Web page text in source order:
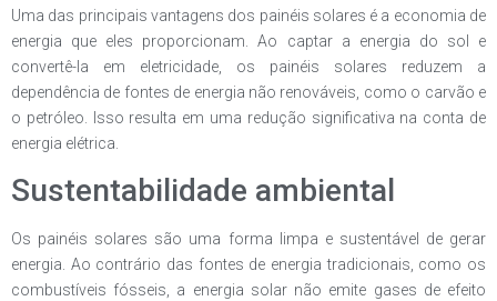
Uma das principais vantagens dos painéis solares é a economia de
energia que eles proporcionam. Ao captar a energia do sol e
convertê-la em eletricidade, os painéis solares reduzem a
dependência de fontes de energia não renováveis, como o carvão e
o petróleo. Isso resulta em uma redução significativa na conta de
energia elétrica.
Sustentabilidade ambiental
Os painéis solares são uma forma limpa e sustentável de gerar
energia. Ao contrário das fontes de energia tradicionais, como os
combustíveis fósseis, a energia solar não emite gases de efeito